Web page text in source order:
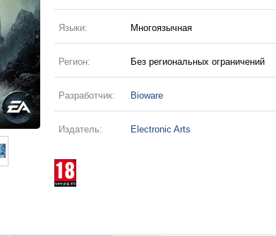
Языки: Многоязычная
Регион: Без региональных ограничений
Разработчик: Bioware
Издатель: Electronic Arts